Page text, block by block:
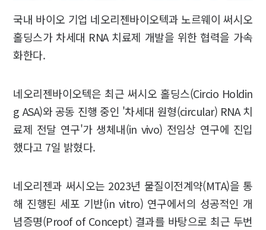
국내 바이오 기업 네오리젠바이오텍과 노르웨이 써시오
홀딩스가 차세대 RNA 치료제 개발을 위한 협력을 가속
화한다.
네오리젠바이오텍은 최근 써시오 홀딩스(Circio Holdin
g ASA)와 공동 진행 중인 '차세대 원형(circular) RNA 치
료제 전달 연구'가 생체내(in vivo) 전임상 연구에 진입
했다고 7일 밝혔다.
네오리젠과 써시오는 2023년 물질이전계약(MTA)을 통
해 진행된 세포 기반(in vitro) 연구에서의 성공적인 개
념증명(Proof of Concept) 결과를 바탕으로 최근 두번